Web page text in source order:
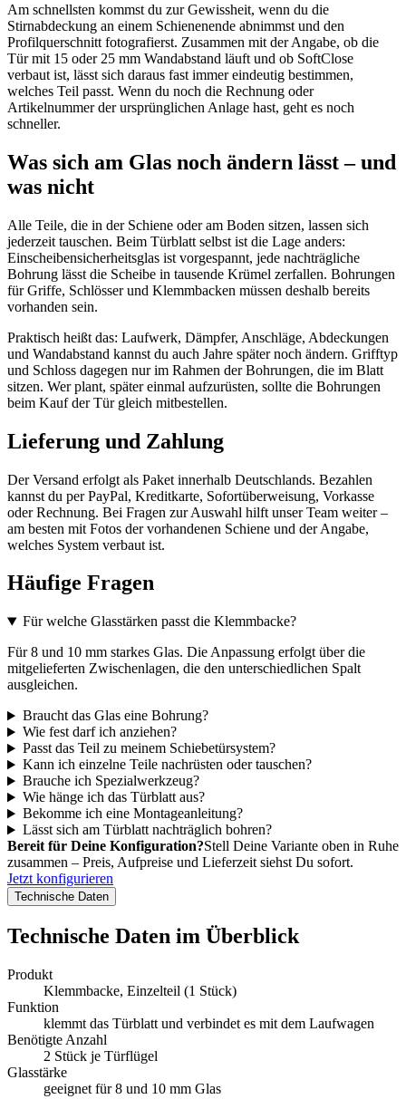
Am schnellsten kommst du zur Gewissheit, wenn du die
Stirnabdeckung an einem Schienenende abnimmst und den
Profilquerschnitt fotografierst. Zusammen mit der Angabe, ob die
Tür mit 15 oder 25 mm Wandabstand läuft und ob SoftClose
verbaut ist, lässt sich daraus fast immer eindeutig bestimmen,
welches Teil passt. Wenn du noch die Rechnung oder
Artikelnummer der ursprünglichen Anlage hast, geht es noch
schneller.
Was sich am Glas noch ändern lässt – und
was nicht
Alle Teile, die in der Schiene oder am Boden sitzen, lassen sich
jederzeit tauschen. Beim Türblatt selbst ist die Lage anders:
Einscheibensicherheitsglas ist vorgespannt, jede nachträgliche
Bohrung lässt die Scheibe in tausende Krümel zerfallen. Bohrungen
für Griffe, Schlösser und Klemmbacken müssen deshalb bereits
vorhanden sein.
Praktisch heißt das: Laufwerk, Dämpfer, Anschläge, Abdeckungen
und Wandabstand kannst du auch Jahre später noch ändern. Grifftyp
und Schloss dagegen nur im Rahmen der Bohrungen, die im Blatt
sitzen. Wer plant, später einmal aufzurüsten, sollte die Bohrungen
beim Kauf der Tür gleich mitbestellen.
Lieferung und Zahlung
Der Versand erfolgt als Paket innerhalb Deutschlands. Bezahlen
kannst du per PayPal, Kreditkarte, Sofortüberweisung, Vorkasse
oder Rechnung. Bei Fragen zur Auswahl hilft unser Team weiter –
am besten mit Fotos der vorhandenen Schiene und der Angabe,
welches System verbaut ist.
Häufige Fragen
Für welche Glasstärken passt die Klemmbacke?
Für 8 und 10 mm starkes Glas. Die Anpassung erfolgt über die
mitgelieferten Zwischenlagen, die den unterschiedlichen Spalt
ausgleichen.
Braucht das Glas eine Bohrung?
Wie fest darf ich anziehen?
Passt das Teil zu meinem Schiebetürsystem?
Kann ich einzelne Teile nachrüsten oder tauschen?
Brauche ich Spezialwerkzeug?
Wie hänge ich das Türblatt aus?
Bekomme ich eine Montageanleitung?
Lässt sich am Türblatt nachträglich bohren?
Bereit für Deine Konfiguration?Stell Deine Variante oben in Ruhe
zusammen – Preis, Aufpreise und Lieferzeit siehst Du sofort.
Jetzt konfigurieren
Technische Daten
Technische Daten im Überblick
Produkt
Klemmbacke, Einzelteil (1 Stück)
Funktion
klemmt das Türblatt und verbindet es mit dem Laufwagen
Benötigte Anzahl
2 Stück je Türflügel
Glasstärke
geeignet für 8 und 10 mm Glas